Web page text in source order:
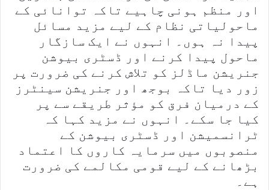
اور منظم ہونی چاہیے تاکہ توانائی کے
ماحولیاتی نظام کے لیے مزید مسائل
پیدا نہ ہوں۔ انہوں نے ایک سازگار
ماحول پیدا کرنے اور ڈسٹری بیوشن
جنریشن ماڈلز کو تلاش کرنے کی ضرورت پر
زور دیا تاکہ بوجھ اور جنریشن سینٹرز
کے درمیان فرق کو مؤثر طریقے سے پر
کیا جا سکے۔ انہوں نے مزید کہا کہ
ٹرانسمیشن اور ڈسٹری بیوشن کے
منصوبوں میں سرمایہ کاروں کا اعتماد
بڑھانے کے لیے قومی مکالمے کی ضرورت
ہے۔